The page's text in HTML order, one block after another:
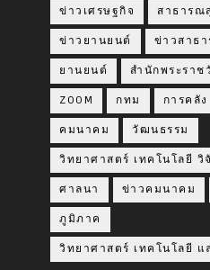
ข่าวเศรษฐกิจ สาธารณ
ข่าวยานยนต์ ข่าวสาธ
ยานยนต์ สำนักพระราช
ZOOM กทม การคลัง
คมนาคม วัฒนธรรม
วิทยาศาสตร์ เทคโนโลยี วิ
ศาลนา ข่าวคมนาคม
ภูมิภาค
วิทยาศาสตร์ เทคโนโลยี แ